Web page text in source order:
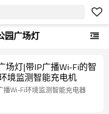
园广场灯
场灯|带IP广播Wi-Fi的智
境监测智能充电机
播Wi-Fi环境监测智能充电器